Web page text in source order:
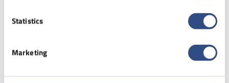
Statistics
Marketing
musí spĺňať prísne požiadavky na kvalitu, a to platí aj pre